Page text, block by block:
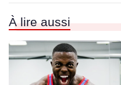
À lire aussi